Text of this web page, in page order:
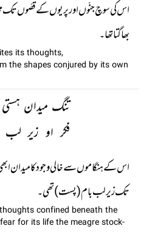
اس کی سوچ جنّوں اور پریوں کے قصّوں تک
بھاگتا تھا۔
its thoughts,
the shapes conjured by its own
تنگ میدان
فکر او زیر
اس کے ہنگاموں سے خالی وجود کا میدان
تک زیر لب بام (پست) تھی۔
confined beneath the
for its life the meagre stock-